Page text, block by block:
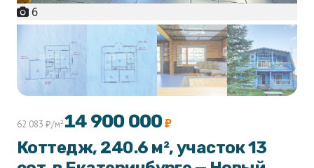
6
Коттедж, 240.6 м², участок 13
62 083 ₽/м²14 900 000 ₽